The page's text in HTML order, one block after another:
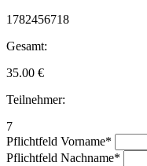
1782456718
Gesamt:
35.00 €
Teilnehmer:
7
Pflichtfeld Vorname*
Pflichtfeld Nachname*